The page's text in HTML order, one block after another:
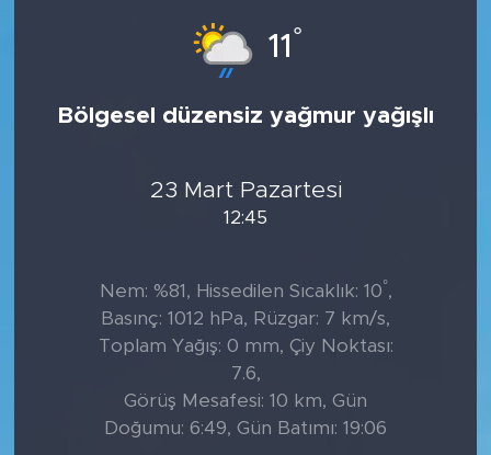
11 °
Bölgesel düzensiz yağmur yağışlı
23 Mart Pazartesi
12:45
Nem: %81, Hissedilen Sıcaklık: 10°,
Basınç: 1012 hPa, Rüzgar: 7 km/s,
Toplam Yağış: 0 mm, Çiy Noktası:
7.6,
Görüş Mesafesi: 10 km, Gün
Doğumu: 6:49, Gün Batımı: 19:06